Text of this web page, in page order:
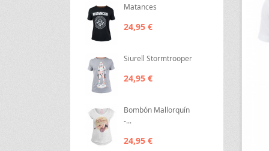
Matances
24,95 €
Siurell Stormtrooper
24,95 €
Bombón Mallorquín
-...
24,95 €